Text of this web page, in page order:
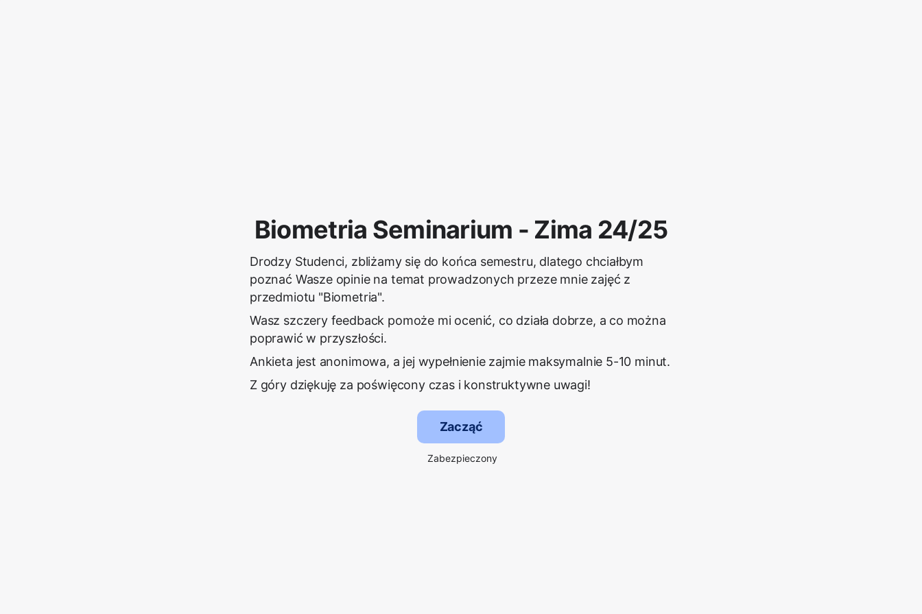
Biometria Seminarium - Zima 24/25
Drodzy Studenci, zbliżamy się do końca semestru, dlatego chciałbym
poznać Wasze opinie na temat prowadzonych przeze mnie zajęć z
przedmiotu "Biometria".
Wasz szczery feedback pomoże mi ocenić, co działa dobrze, a co można
poprawić w przyszłości.
Ankieta jest anonimowa, a jej wypełnienie zajmie maksymalnie 5-10 minut.
Z góry dziękuję za poświęcony czas i konstruktywne uwagi!
Zacząć
Zabezpieczony